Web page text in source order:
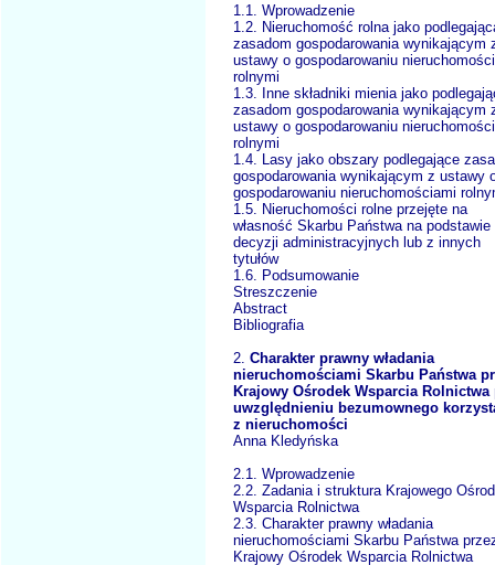
1.1. Wprowadzenie
1.2. Nieruchomość rolna jako
zasadom gospodarowania wynikającym
ustawy o gospodarowaniu
rolnymi
1.3. Inne składniki mienia jako
zasadom gospodarowania wynikającym
ustawy o gospodarowaniu
rolnymi
1.4. Lasy jako obszary podlegające
gospodarowania wynikającym z ustawy
gospodarowaniu nieruchomościami
1.5. Nieruchomości rolne przejęte na
własność Skarbu Państwa na podstawie
decyzji administracyjnych lub z innych
tytułów
1.6. Podsumowanie
Streszczenie
Abstract
Bibliografia
2. Charakter prawny władania
nieruchomościami Skarbu Państwa
Krajowy Ośrodek Wsparcia Rolnictwa
uwzględnieniu bezumownego
z nieruchomości
Anna Kledyńska
2.1. Wprowadzenie
2.2. Zadania i struktura Krajowego
Wsparcia Rolnictwa
2.3. Charakter prawny władania
nieruchomościami Skarbu Państwa
Krajowy Ośrodek Wsparcia Rolnictwa